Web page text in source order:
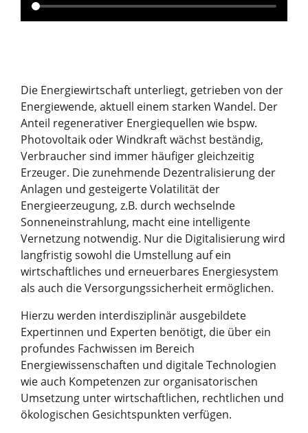
Die Energiewirtschaft unterliegt, getrieben von der
Energiewende, aktuell einem starken Wandel. Der
Anteil regenerativer Energiequellen wie bspw.
Photovoltaik oder Windkraft wächst beständig,
Verbraucher sind immer häufiger gleichzeitig
Erzeuger. Die zunehmende Dezentralisierung der
Anlagen und gesteigerte Volatilität der
Energieerzeugung, z.B. durch wechselnde
Sonneneinstrahlung, macht eine intelligente
Vernetzung notwendig. Nur die Digitalisierung wird
langfristig sowohl die Umstellung auf ein
wirtschaftliches und erneuerbares Energiesystem
als auch die Versorgungssicherheit ermöglichen.
Hierzu werden interdisziplinär ausgebildete
Expertinnen und Experten benötigt, die über ein
profundes Fachwissen im Bereich
Energiewissenschaften und digitale Technologien
wie auch Kompetenzen zur organisatorischen
Umsetzung unter wirtschaftlichen, rechtlichen und
ökologischen Gesichtspunkten verfügen.